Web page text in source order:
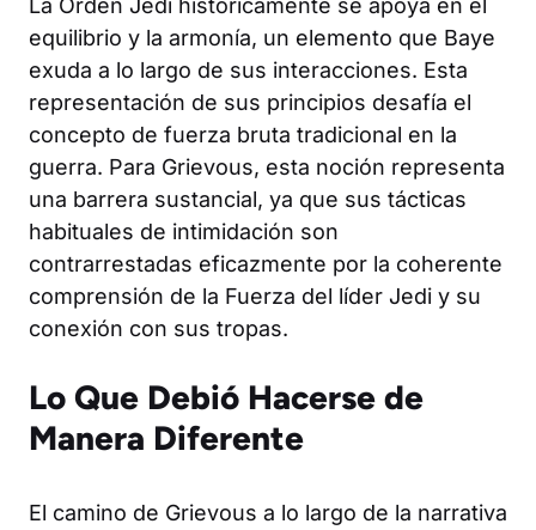
La Orden Jedi históricamente se apoya en el
equilibrio y la armonía, un elemento que Baye
exuda a lo largo de sus interacciones. Esta
representación de sus principios desafía el
concepto de fuerza bruta tradicional en la
guerra. Para Grievous, esta noción representa
una barrera sustancial, ya que sus tácticas
habituales de intimidación son
contrarrestadas eficazmente por la coherente
comprensión de la Fuerza del líder Jedi y su
conexión con sus tropas.
Lo Que Debió Hacerse de
Manera Diferente
El camino de Grievous a lo largo de la narrativa